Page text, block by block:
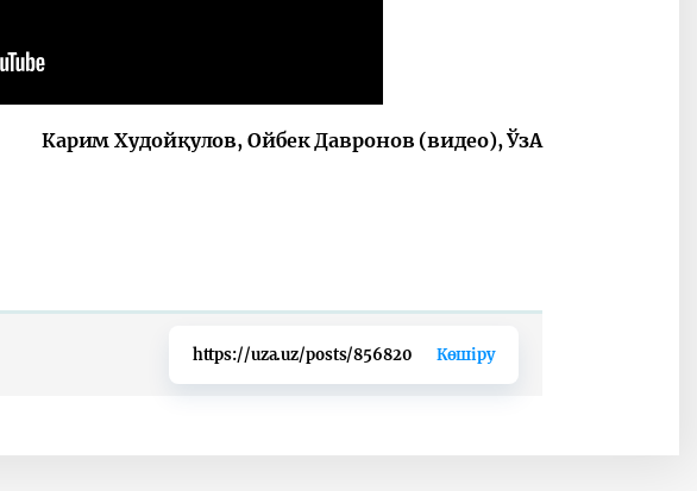
Карим Худойқулов, Ойбек Давронов (видео), ЎзА
https://uza.uz/posts/856820 Көшіру